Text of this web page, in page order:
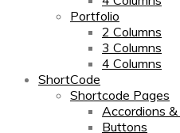
Portfolio
2 Columns
3 Columns
4 Columns
ShortCode
Shortcode Pages
Accordions
Buttons